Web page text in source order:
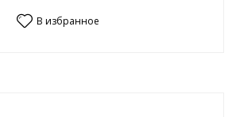
В избранное